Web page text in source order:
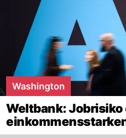
Washington
Weltbank: Jobrisiko